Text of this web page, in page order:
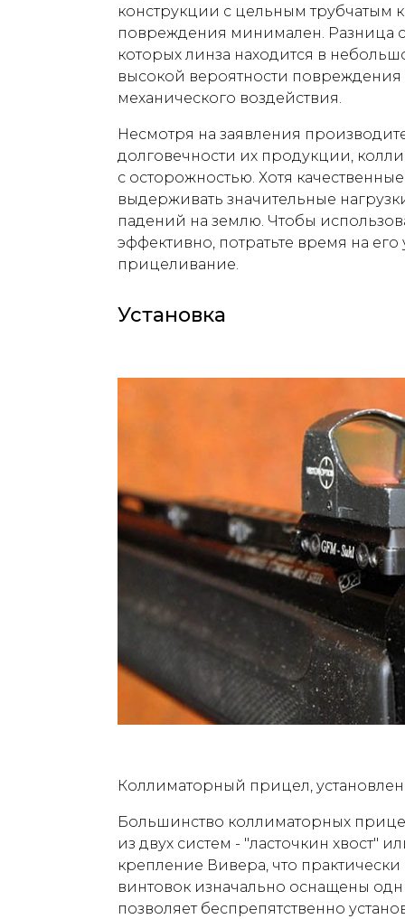
конструкции с цельным трубчатым
повреждения минимален. Разница
которых линза находится в
высокой вероятности
механического воздействия.
Несмотря на заявления
долговечности их продукции,
с осторожностью. Хотя
выдерживать значительные
падений на землю. Чтобы
эффективно, потратьте время на
прицеливание.
Установка
Коллиматорный прицел,
Большинство коллиматорных
из двух систем - "ласточкин хвост"
крепление Вивера, что
винтовок изначально оснащены
позволяет беспрепятственно